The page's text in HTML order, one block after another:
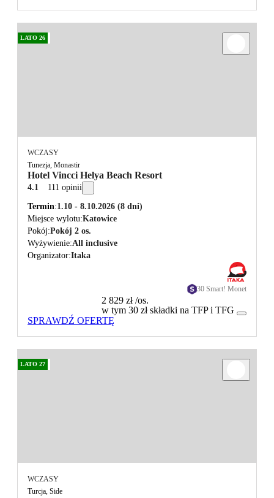
LATO 26
WCZASY
Tunezja, Monastir
Hotel Vincci Helya Beach Resort
4.1 111 opinii
Termin 1.10 - 8.10.2026 (8 dni)
Miejsce wylotu Katowice
Pokój Pokój 2 os.
Wyżywienie All inclusive
Organizator Itaka
30 Smart! Monet
2 829 zł/os.
w tym 30 zł składki na TFP i TFG
SPRAWDŹ OFERTĘ
LATO 27
WCZASY
Turcja, Side